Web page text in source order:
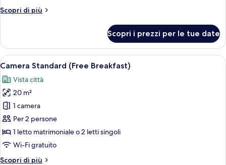
matrimoniale
Scopri di più
Altri
Standard,
letto
(Free
Breakfast)
Scopri i prezzi per le tue date
Apri
tutte
le
foto
per
Camera
Standard
(Free
Breakfast)
Un bagno moderno con lavandino,
14
Camera Standard (Free Breakfast)
Vista città
20 m²
1 camera
Per 2 persone
1 letto matrimoniale o 2 letti singoli
Wi-Fi gratuito
Scopri di più
Altri